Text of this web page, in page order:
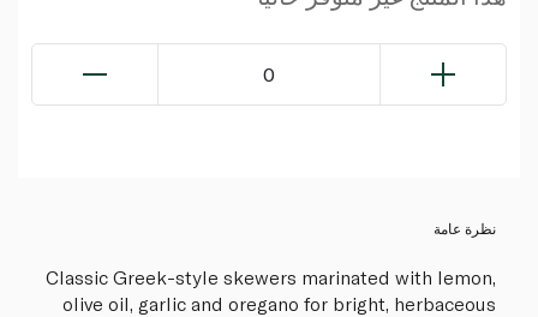
0
نظرة عامة
Classic Greek-style skewers marinated with lemon,
olive oil, garlic and oregano for bright, herbaceous